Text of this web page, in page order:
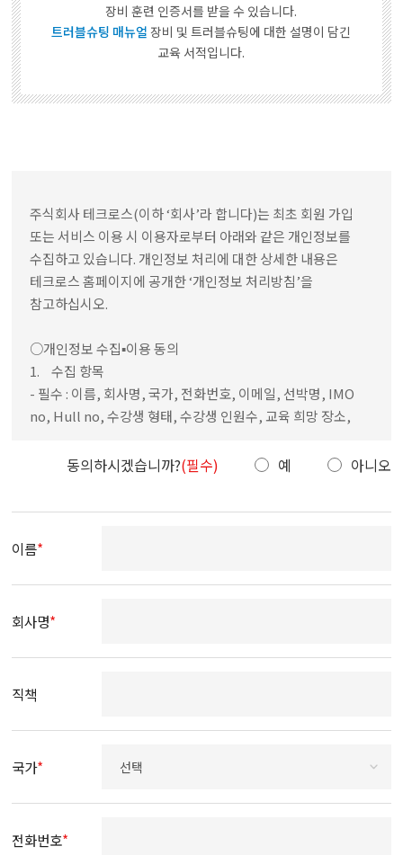
장비 훈련 인증서를 받을 수 있습니다.
트러블슈팅 매뉴얼 장비 및 트러블슈팅에 대한 설명이 담긴
교육 서적입니다.
보유사항
보존기간
소비자의 불만 또는 분쟁처리에 관한 기록
동의하시겠습니까?(필수) 예 아니오
이름*
회사명*
직책
국가*
전화번호*